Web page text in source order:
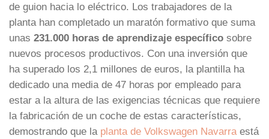
de guion hacia lo eléctrico. Los trabajadores de la
planta han completado un maratón formativo que suma
unas 231.000 horas de aprendizaje específico sobre
nuevos procesos productivos. Con una inversión que
ha superado los 2,1 millones de euros, la plantilla ha
dedicado una media de 47 horas por empleado para
estar a la altura de las exigencias técnicas que requiere
la fabricación de un coche de estas características,
demostrando que la planta de Volkswagen Navarra está